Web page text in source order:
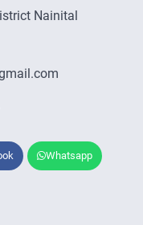
Nainital
Whatsapp